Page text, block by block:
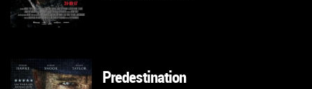
GUARDA IL TRAILER Predestination